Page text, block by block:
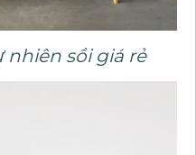
sồi giá rẻ